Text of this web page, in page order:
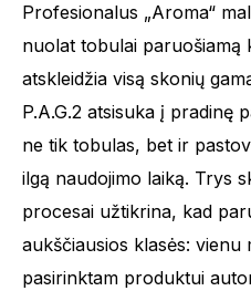
Rūšių skaičius10
Profesionalus „Aroma“
nuolat tobulai paruošiamą
atskleidžia visą skonių
P.A.G.2 atsisuka į pradinę
ne tik tobulas, bet ir
ilgą naudojimo laiką. Trys
procesai užtikrina, kad
aukščiausios klasės:
pasirinktam produktui